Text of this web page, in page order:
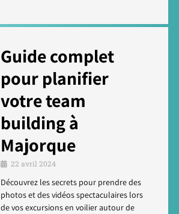
Guide complet
pour planifier
votre team
building à
Majorque
22 avril 2024
Découvrez les secrets pour prendre des
photos et des vidéos spectaculaires lors
de vos excursions en voilier autour de